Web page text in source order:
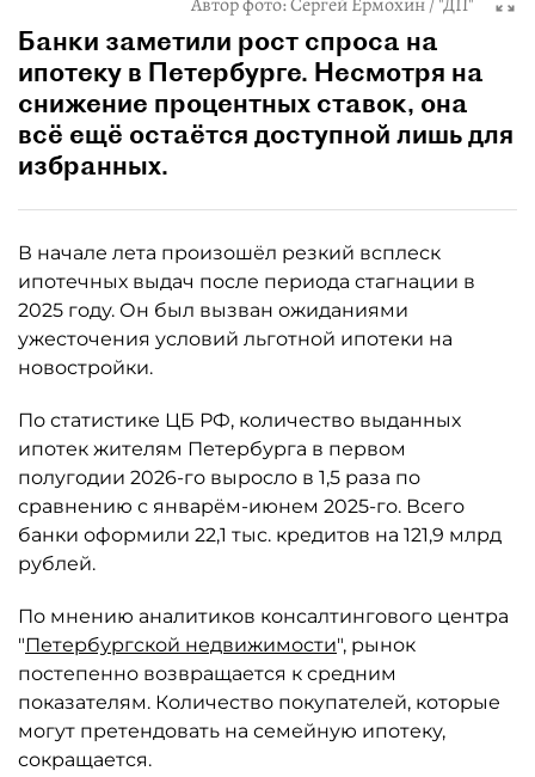
Банки заметили рост спроса на
ипотеку в Петербурге. Несмотря на
снижение процентных ставок, она
всё ещё остаётся доступной лишь для
избранных.
В начале лета произошёл резкий всплеск
ипотечных выдач после периода стагнации в
2025 году. Он был вызван ожиданиями
ужесточения условий льготной ипотеки на
новостройки.
По статистике ЦБ РФ, количество выданных
ипотек жителям Петербурга в первом
полугодии 2026-го выросло в 1,5 раза по
сравнению с январём-июнем 2025-го. Всего
банки оформили 22,1 тыс. кредитов на 121,9 млрд
рублей.
По мнению аналитиков консалтингового центра
"Петербургской недвижимости", рынок
постепенно возвращается к средним
показателям. Количество покупателей, которые
могут претендовать на семейную ипотеку,
сокращается.